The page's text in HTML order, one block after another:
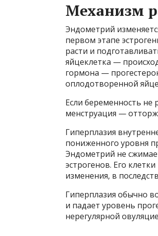
Механизм
Эндометрий
первом этапе
расти и
яйцеклетка —
гормона —
оплодотворенной
Если беременность не
менструация —
Гиперплазия
пониженного уровня
Эндометрий не
эстрогенов. Его
изменения, в
Гиперплазия обычно
и падает уровень
нерегулярной